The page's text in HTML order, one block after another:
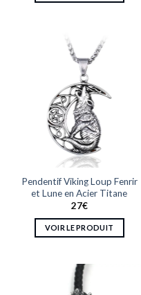
plusieurs
variations.
Les
options
peuvent
être
choisies
sur
la
page
du
produit
Pendentif Viking Loup Fenrir
et Lune en Acier Titane
27€
VOIR LE PRODUIT
a
plusieurs